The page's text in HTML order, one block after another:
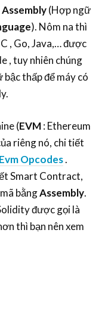
Assembly(Hợp ngữ
). Nôm na thì
, Go, Java,… được
, tuy nhiên chúng
thấp để máy có
(EVM: Ethereum
riêng nó, chi tiết
Opcodes.
Smart Contract,
bằngAssembly.
được gọi là
thì bạn nên xem